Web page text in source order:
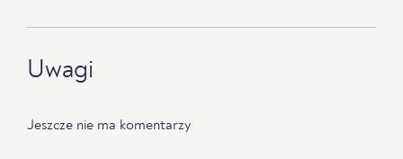
Uwagi
Jeszcze nie ma komentarzy